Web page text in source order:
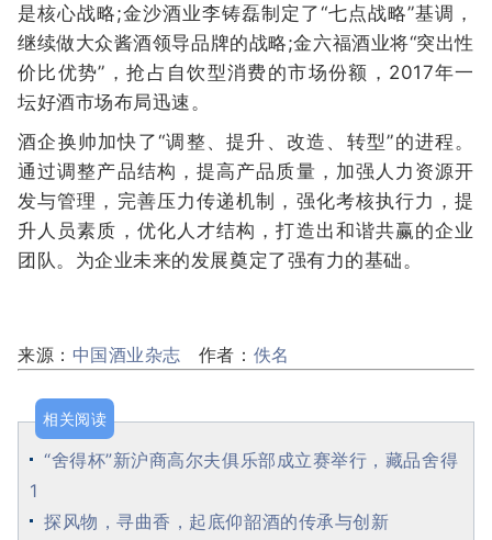
是核心战略;金沙酒业李铸磊制定了“七点战略”基调，
继续做大众酱酒领导品牌的战略;金六福酒业将“突出性
价比优势”，抢占自饮型消费的市场份额，2017年一
坛好酒市场布局迅速。
酒企换帅加快了“调整、提升、改造、转型”的进程。
通过调整产品结构，提高产品质量，加强人力资源开
发与管理，完善压力传递机制，强化考核执行力，提
升人员素质，优化人才结构，打造出和谐共赢的企业
团队。为企业未来的发展奠定了强有力的基础。
来源： 中国酒业杂志 作者： 佚名
相关阅读
“舍得杯”新沪商高尔夫俱乐部成立赛举行，藏品舍得
1
探风物，寻曲香，起底仰韶酒的传承与创新